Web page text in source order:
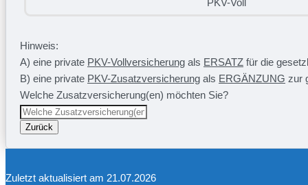
PKV-Voll
Hinweis:
A) eine private PKV-Vollversicherung als ERSATZ für die
B) eine private PKV-Zusatzversicherung als ERGÄNZUNG zur
Welche Zusatzversicherung(en) möchten Sie?
Zurück
Zuletzt aktualisiert am 21.07.2026